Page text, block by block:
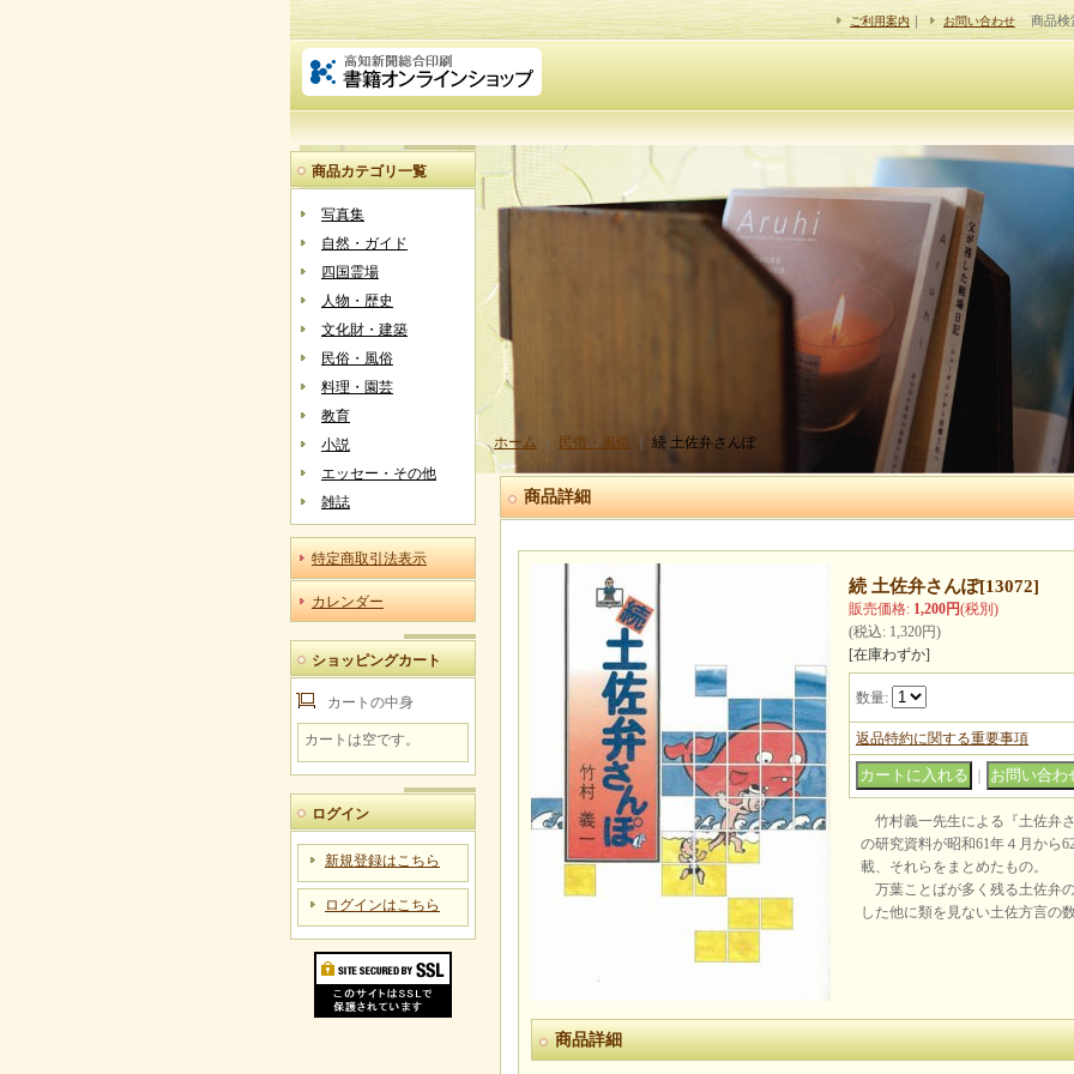
ご利用案内｜ お問い合わせ 商品検
商品カテゴリ一覧
写真集
自然・ガイド
四国霊場
人物・歴史
文化財・建築
民俗・風俗
料理・園芸
教育
小説
エッセー・その他
雑誌
特定商取引法表示
カレンダー
ショッピングカート
カートの中身
カートは空です。
ログイン
新規登録はこちら
ログインはこちら
ホーム 民俗・風俗 続 土佐弁さんぽ
商品詳細
続 土佐弁さんぽ[13072]
販売価格: 1,200円(税別)
(税込: 1,320円)
[在庫わずか]
数量:
返品特約に関する重要事項
竹村義一先生による『土佐弁
の研究資料が昭和61年４月から
載、それらをまとめたもの。
万葉ことばが多く残る土佐弁
した他に類を見ない土佐方言の
商品詳細